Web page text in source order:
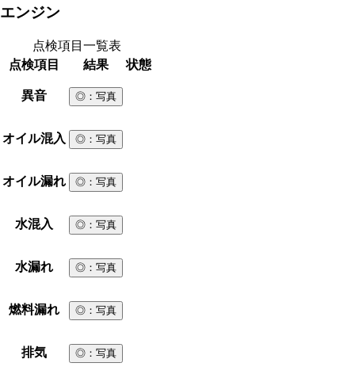
エンジン
点検項目一覧表
点検項目
結果 状態
異音 ◎ ：写真
オイル混入 ◎ ：写真
オイル漏れ ◎ ：写真
水混入 ◎ ：写真
水漏れ ◎ ：写真
燃料漏れ ◎ ：写真
排気 ◎ ：写真